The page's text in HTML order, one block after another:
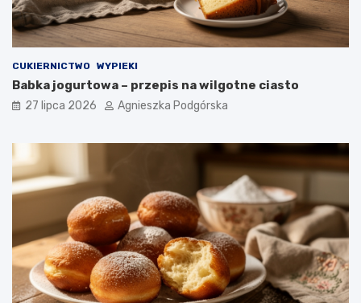
CUKIERNICTWO WYPIEKI
Babka jogurtowa – przepis na wilgotne ciasto
27 lipca 2026 Agnieszka Podgórska